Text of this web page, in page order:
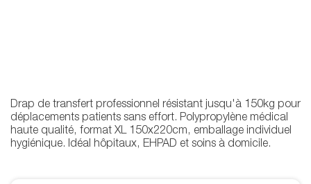
Drap de transfert professionnel résistant jusqu'à 150kg pour
déplacements patients sans effort. Polypropylène médical
haute qualité, format XL 150x220cm, emballage individuel
hygiénique. Idéal hôpitaux, EHPAD et soins à domicile.